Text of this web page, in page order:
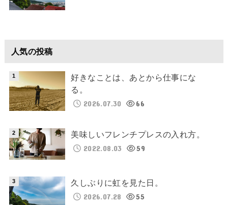
人気の投稿
好きなことは、あとから仕事にな
る。
2026.07.30
66
美味しいフレンチプレスの入れ方。
2022.08.03
59
久しぶりに虹を見た日。
2026.07.28
55